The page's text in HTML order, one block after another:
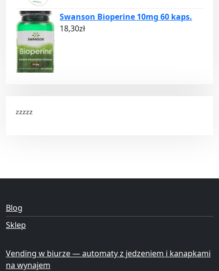
Swanson Bioperine 10mg 60 kaps.
18,30zł
zzzzz
Blog
Sklep
Vending w biurze — automaty z jedzeniem i kanapkami
na wynajem